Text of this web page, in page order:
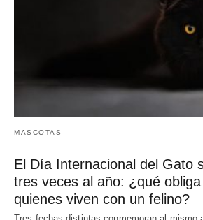
MASCOTAS
El Día Internacional del Gato
tres veces al año: ¿qué
quienes viven con un felino?